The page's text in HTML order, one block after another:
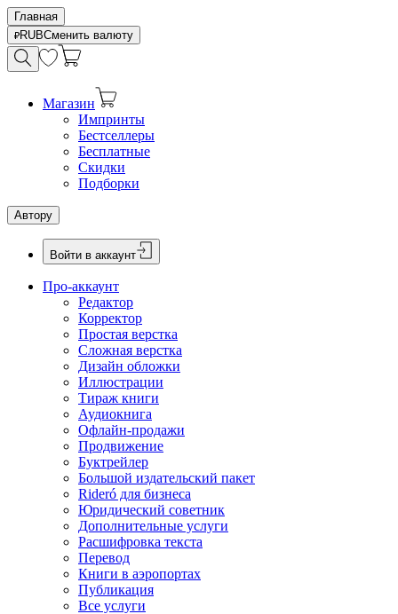
Главная
RUBСменить валюту
Магазин
Импринты
Бестселлеры
Бесплатные
Скидки
Подборки
Автору
Войти в аккаунт
Про-аккаунт
Редактор
Корректор
Простая верстка
Сложная верстка
Дизайн обложки
Иллюстрации
Тираж книги
Аудиокнига
Офлайн-продажи
Продвижение
Буктрейлер
Большой издательский пакет
Rideró для бизнеса
Юридический советник
Дополнительные услуги
Расшифровка текста
Перевод
Книги в аэропортах
Публикация
Все услуги